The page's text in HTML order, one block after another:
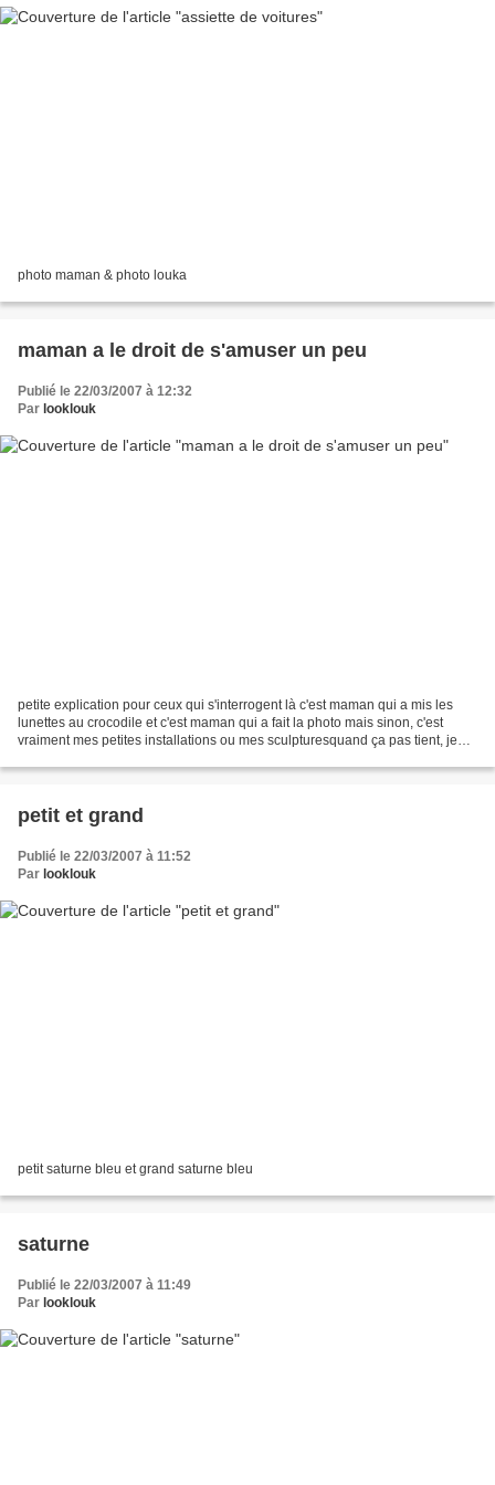
photo maman & photo louka
maman a le droit de s'amuser un peu
Publié le 22/03/2007 à 12:32
Par looklouk
petite explication pour ceux qui s'interrogent là c'est maman qui a mis les
lunettes au crocodile et c'est maman qui a fait la photo mais sinon, c'est
vraiment mes petites installations ou mes sculpturesquand ça pas tient, je
petit et grand
Publié le 22/03/2007 à 11:52
Par looklouk
petit saturne bleu et grand saturne bleu
saturne
Publié le 22/03/2007 à 11:49
Par looklouk